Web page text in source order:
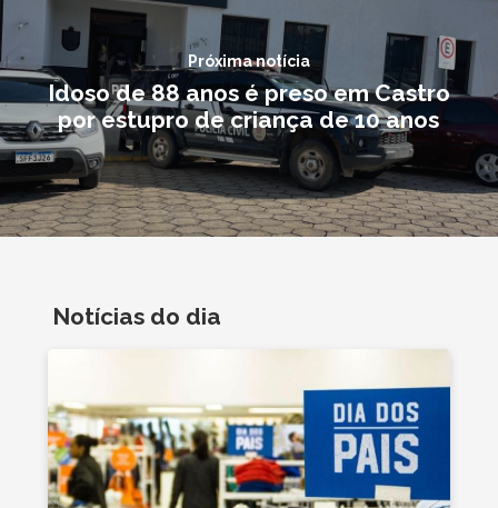
Próxima notícia
Idoso de 88 anos é preso em Castro
por estupro de criança de 10 anos
Notícias do dia